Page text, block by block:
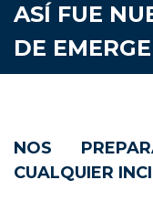
ASÍ FUE
DE
NOS
CUALQUIER